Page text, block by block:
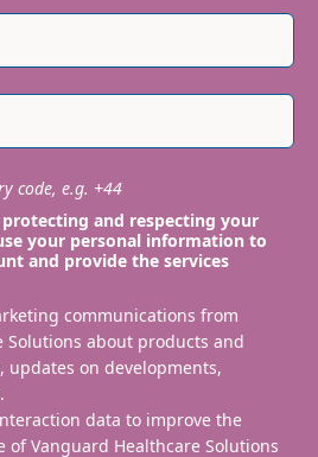
code, e.g. +44
and respecting your
your personal information to
and provide the services
communications from
Solutions about products and
updates on developments,
data to improve the
of Vanguard Healthcare Solutions